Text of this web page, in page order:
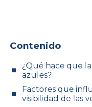
Contenido
¿Qué hace que
azules?
Factores que
visibilidad de las